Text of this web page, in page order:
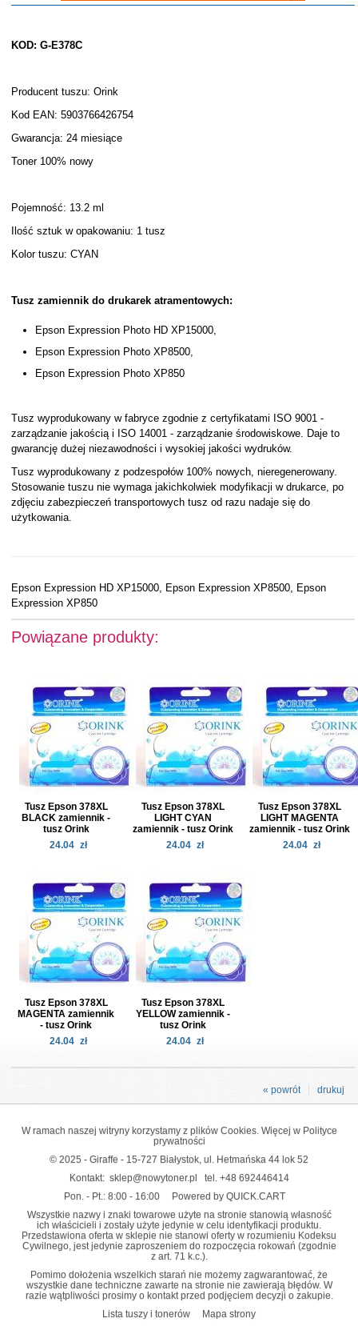
KOD: G-E378C
Producent tuszu: Orink
Kod EAN: 5903766426754
Gwarancja: 24 miesiące
Toner 100% nowy
Pojemność: 13.2 ml
Ilość sztuk w opakowaniu: 1 tusz
Kolor tuszu: CYAN
Tusz zamiennik do drukarek atramentowych:
Epson Expression Photo HD XP15000,
Epson Expression Photo XP8500,
Epson Expression Photo XP850
Tusz wyprodukowany w fabryce zgodnie z certyfikatami ISO 9001 -
zarządzanie jakością i ISO 14001 - zarządzanie środowiskowe. Daje to
gwarancję dużej niezawodności i wysokiej jakości wydruków.
Tusz wyprodukowany z podzespołów 100% nowych, nieregenerowany.
Stosowanie tuszu nie wymaga jakichkolwiek modyfikacji w drukarce, po
zdjęciu zabezpieczeń transportowych tusz od razu nadaje się do
użytkowania.
Epson Expression HD XP15000, Epson Expression XP8500, Epson
Expression XP850
Powiązane produkty:
Tusz Epson 378XL
BLACK zamiennik -
tusz Orink
24.04 zł
Tusz Epson 378XL
LIGHT CYAN
zamiennik - tusz Orink
24.04 zł
Tusz Epson 378XL
LIGHT MAGENTA
zamiennik - tusz Orink
24.04 zł
Tusz Epson 378XL
MAGENTA zamiennik
- tusz Orink
24.04 zł
Tusz Epson 378XL
YELLOW zamiennik -
tusz Orink
24.04 zł
drukuj
« powrót
W ramach naszej witryny korzystamy z plików Cookies. Więcej w Polityce
prywatności
© 2025 - Giraffe - 15-727 Białystok, ul. Hetmańska 44 lok 52
Kontakt: sklep@nowytoner.pl tel. +48 692446414
Pon. - Pt.: 8:00 - 16:00
Powered by QUICK.CART
Wszystkie nazwy i znaki towarowe użyte na stronie stanowią własność
ich właścicieli i zostały użyte jedynie w celu identyfikacji produktu.
Przedstawiona oferta w sklepie nie stanowi oferty w rozumieniu Kodeksu
Cywilnego, jest jedynie zaproszeniem do rozpoczęcia rokowań (zgodnie
z art. 71 k.c.).
Pomimo dołożenia wszelkich starań nie możemy zagwarantować, że
wszystkie dane techniczne zawarte na stronie nie zawierają błędów. W
razie wątpliwości prosimy o kontakt przed podjęciem decyzji o zakupie.
Lista tuszy i tonerów
Mapa strony